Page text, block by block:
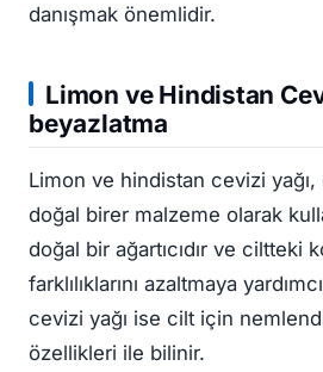
danışmak önemlidir.
Limon ve Hindistan
beyazlatma
Limon ve hindistan cevizi
doğal birer malzeme olarak
doğal bir ağartıcıdır ve ciltteki
farklılıklarını azaltmaya
cevizi yağı ise cilt için
özellikleri ile bilinir.